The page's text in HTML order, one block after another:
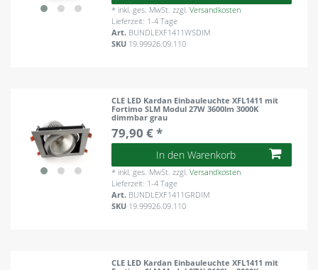
* inkl. ges. MwSt. zzgl.Versandkosten
Lieferzeit: 1-4 Tage
Art. BUNDLEXF1411WSDIM
SKU 19.99926.09.110
CLE LED Kardan Einbauleuchte XFL1411 mit
Fortimo SLM Modul 27W 3600lm 3000K
dimmbar grau
79,90 € *
In den Warenkorb
* inkl. ges. MwSt. zzgl.Versandkosten
Lieferzeit: 1-4 Tage
Art. BUNDLEXF1411GRDIM
SKU 19.99926.09.110
CLE LED Kardan Einbauleuchte XFL1411 mit